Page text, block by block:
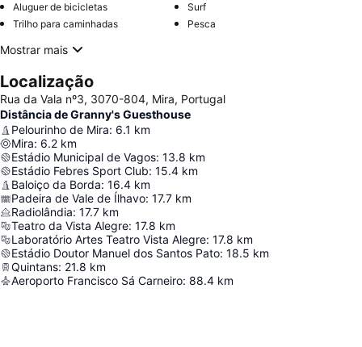
Aluguer de bicicletas
Surf
Trilho para caminhadas
Pesca
Mostrar mais
Localização
Rua da Vala nº3, 3070-804, Mira, Portugal
Distância de Granny's Guesthouse
Pelourinho de Mira: 6.1 km
Mira: 6.2 km
Estádio Municipal de Vagos: 13.8 km
Estádio Febres Sport Club: 15.4 km
Baloiço da Borda: 16.4 km
Padeira de Vale de Ílhavo: 17.7 km
Radiolândia: 17.7 km
Teatro da Vista Alegre: 17.8 km
Laboratório Artes Teatro Vista Alegre: 17.8 km
Estádio Doutor Manuel dos Santos Pato: 18.5 km
Quintans: 21.8 km
Aeroporto Francisco Sá Carneiro: 88.4 km